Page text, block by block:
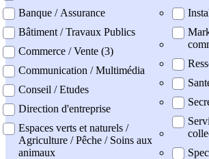
Banque / Assurance
Bâtiment / Travaux Publics
Commerce / Vente (3)
Communication / Multimédia
Conseil / Etudes
Direction d'entreprise
Espaces verts et naturels /
Agriculture / Pêche / Soins aux
animaux